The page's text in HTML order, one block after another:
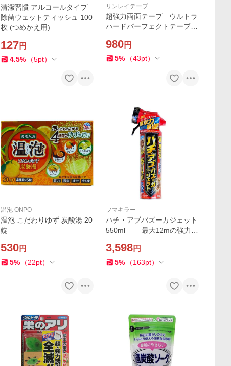
清潔習慣 アルコールタイプ
除菌ウェットティッシュ 100
枚 (つめかえ用)
127円
4.5% （5pt）
リンレイテープ
超強力両面テープ ウルトラ
ハードパーフェクトテープ両
３ｍ
980円
5% （43pt）
温泡 ONPO
温泡 こだわりゆず 炭酸湯 20
錠
530円
5% （22pt）
フマキラー
ハチ・アブバズーカジェット
550ml 最大12mの強力噴
（東北・関東・中部・関西限
定）同梱不可
3,598円
5% （163pt）